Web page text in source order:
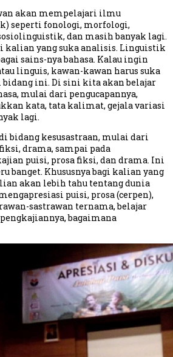
akan mempelajari ilmu
seperti fonologi, morfologi,
dan masih banyak lagi.
kalian yang suka analisis. Linguistik
sains-nya bahasa. Kalau ingin
linguis, kawan-kawan harus suka
ini. Di sini kita akan belajar
mulai dari pengucapannya,
kata, tata kalimat, gejala variasi
lagi.
bidang kesusastraan, mulai dari
drama, sampai pada
puisi, prosa fiksi, dan drama. Ini
banget. Khususnya bagi kalian yang
akan lebih tahu tentang dunia
puisi, prosa (cerpen),
sastrawan ternama, belajar
bagaimana